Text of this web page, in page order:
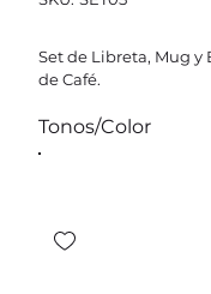
SET05
Set de Libreta, Mug y
de Café.
Tonos/Color